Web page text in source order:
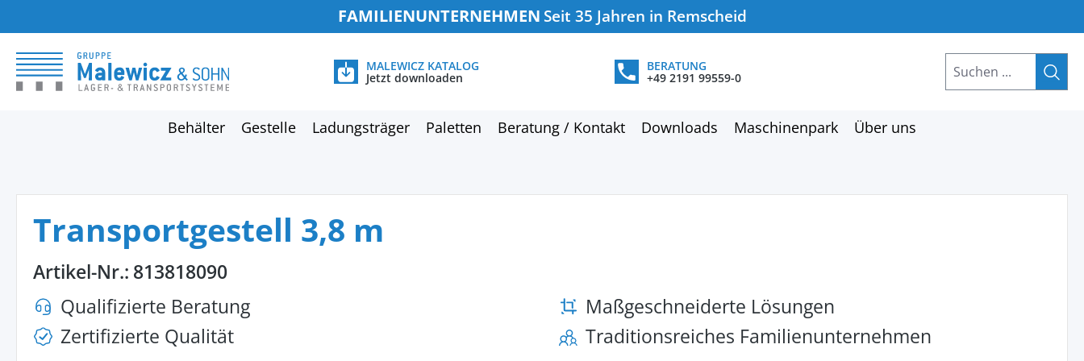
FAMILIENUNTERNEHMEN Seit 35 Jahren in Remscheid
MALEWICZ KATALOG
Jetzt downloaden
BERATUNG
+49 2191 99559-0
Behälter Gestelle Ladungsträger Paletten Beratung / Kontakt Downloads Maschinenpark Über uns
Transportgestell 3,8 m
Artikel-Nr.: 813818090
Qualifizierte Beratung
Zertifizierte Qualität
Maßgeschneiderte Lösungen
Traditionsreiches Familienunternehmen